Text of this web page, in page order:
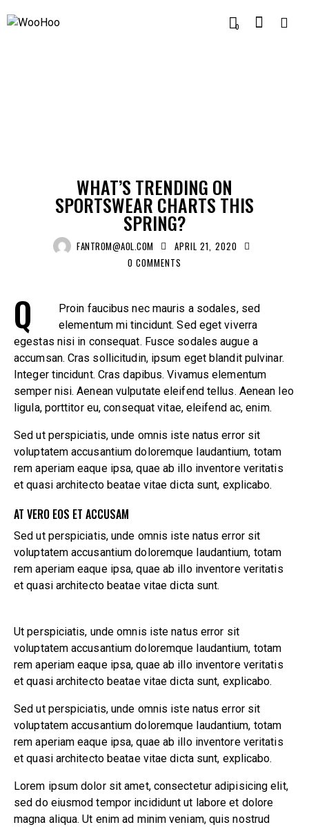
0
WHAT’S TRENDING ON
SPORTSWEAR CHARTS THIS
SPRING?
FANTROM@AOL.COM
APRIL 21, 2020
0 COMMENTS
Q
Proin faucibus nec mauris a sodales, sed
elementum mi tincidunt. Sed eget viverra
egestas nisi in consequat. Fusce sodales augue a
accumsan. Cras sollicitudin, ipsum eget blandit pulvinar.
Integer tincidunt. Cras dapibus. Vivamus elementum
semper nisi. Aenean vulputate eleifend tellus. Aenean leo
ligula, porttitor eu, consequat vitae, eleifend ac, enim.
Sed ut perspiciatis, unde omnis iste natus error sit
voluptatem accusantium doloremque laudantium, totam
rem aperiam eaque ipsa, quae ab illo inventore veritatis
et quasi architecto beatae vitae dicta sunt, explicabo.
AT VERO EOS ET ACCUSAM
Sed ut perspiciatis, unde omnis iste natus error sit
voluptatem accusantium doloremque laudantium, totam
rem aperiam eaque ipsa, quae ab illo inventore veritatis
et quasi architecto beatae vitae dicta sunt.
Ut perspiciatis, unde omnis iste natus error sit
voluptatem accusantium doloremque laudantium, totam
rem aperiam eaque ipsa, quae ab illo inventore veritatis
et quasi architecto beatae vitae dicta sunt, explicabo.
Sed ut perspiciatis, unde omnis iste natus error sit
voluptatem accusantium doloremque laudantium, totam
rem aperiam eaque ipsa, quae ab illo inventore veritatis
et quasi architecto beatae vitae dicta sunt, explicabo.
Lorem ipsum dolor sit amet, consectetur adipisicing elit,
sed do eiusmod tempor incididunt ut labore et dolore
magna aliqua. Ut enim ad minim veniam, quis nostrud